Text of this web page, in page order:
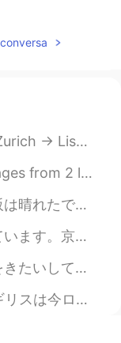
food, especially the cod ...
that made my day🤩🤩💕💕
りです。最近全然勉強してないので、反省しています...
りました。最近は雨が多すぎたので、散歩の機会があ...
still bring snow. I wanted to go...
た！なんか青い空とたくさん緑のものを見て気分が...